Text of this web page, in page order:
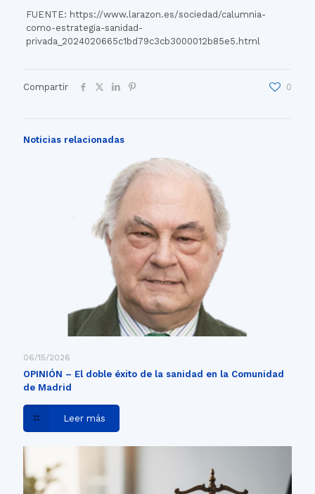
FUENTE: https://www.larazon.es/sociedad/calumnia-
como-estrategia-sanidad-
privada_2024020665c1bd79c3cb3000012b85e5.html
Compartir 0
Noticias relacionadas
06/15/2026
OPINIÓN – El doble éxito de la sanidad en la Comunidad
de Madrid
Leer más